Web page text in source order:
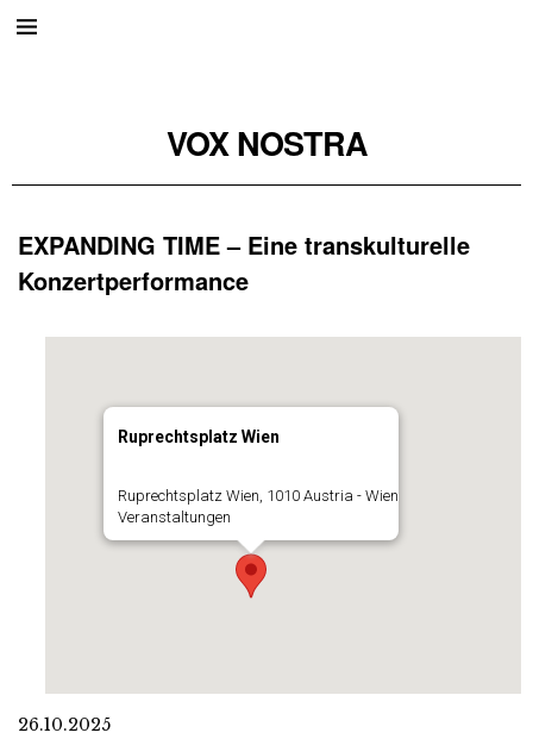
VOX NOSTRA
EXPANDING TIME – Eine transkulturelle
Konzertperformance
Ruprechtsplatz Wien
Ruprechtsplatz Wien, 1010 Austria - Wien
Veranstaltungen
26.10.2025